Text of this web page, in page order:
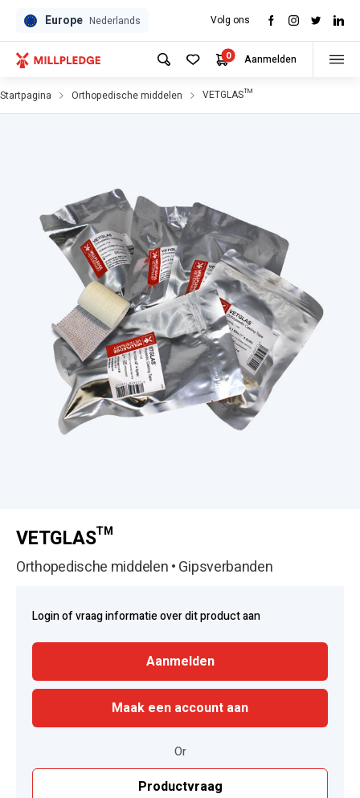
Europe Nederlands Volg ons
0 Aanmelden
Startpagina Orthopedische middelen VETGLAS™
VETGLAS™
Orthopedische middelen • Gipsverbanden
Login of vraag informatie over dit product aan
Aanmelden
Maak een account aan
Or
Productvraag